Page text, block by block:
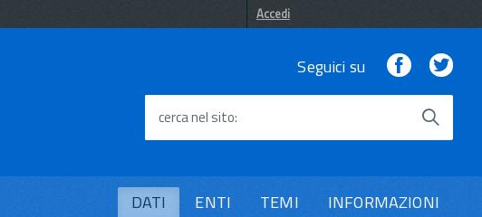
Accedi
Seguici su Facebook
cerca nel sito
DATI ENTI TEMI INFORMAZIONI